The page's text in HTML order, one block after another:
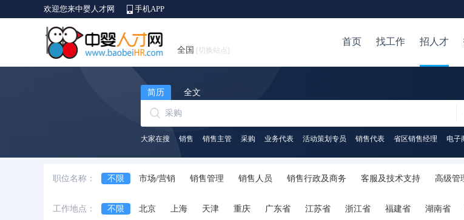
欢迎您来中婴人才网 手机APP
全国 [切换站点]
首页 找工作 招人才
简历 全文
大家在搜 销售 销售主管 采购 业务代表 活动策划专员 销售代表 省区销售经理 电子
职位名称： 不限 市场/营销 销售管理 销售人员 销售行政及商务 客服及技术支持 高级管
律师/法务
培训 互联网开发及应用 IT-管理 计算机软件 计算机硬件 影视/媒体
工作地点： 不限 北京 上海 天津 重庆 广东省 江苏省 浙江省 福建省 湖南省